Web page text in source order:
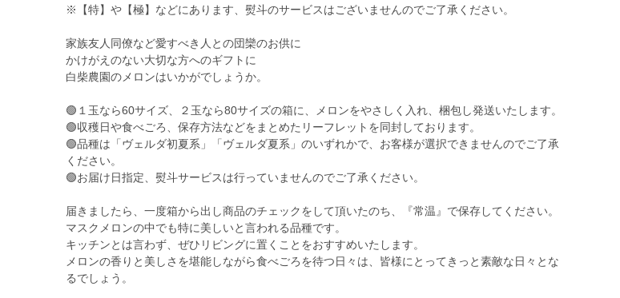
※【特】や【極】などにあります、熨斗のサービスはございませんのでご了承ください。
家族友人同僚など愛すべき人との団欒のお供に
かけがえのない大切な方へのギフトに
白柴農園のメロンはいかがでしょうか。
🟢１玉なら60サイズ、２玉なら80サイズの箱に、メロンをやさしく入れ、梱包し発送いたします。
🟢収穫日や食べごろ、保存方法などをまとめたリーフレットを同封しております。
🟢品種は「ヴェルダ初夏系」「ヴェルダ夏系」のいずれかで、お客様が選択できませんのでご了承
ください。
🟢お届け日指定、熨斗サービスは行っていませんのでご了承ください。
届きましたら、一度箱から出し商品のチェックをして頂いたのち、『常温』で保存してください。
マスクメロンの中でも特に美しいと言われる品種です。
キッチンとは言わず、ぜひリビングに置くことをおすすめいたします。
メロンの香りと美しさを堪能しながら食べごろを待つ日々は、皆様にとってきっと素敵な日々とな
るでしょう。